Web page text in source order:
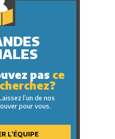
pas ce
l’un de nos
pour vous.
L’ÉQUIPE